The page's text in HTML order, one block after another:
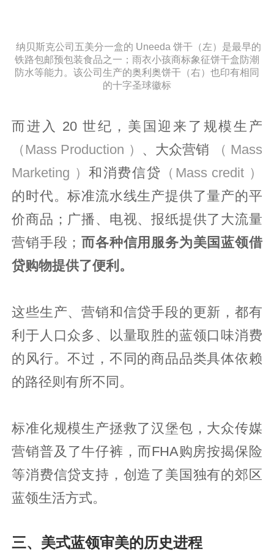
纳贝斯克公司五美分一盒的 Uneeda 饼干（左）是最早的
铁路包邮预包装食品之一；雨衣小孩商标象征饼干盒防潮
防水等能力。该公司生产的奥利奥饼干（右）也印有相同
的十字圣球徽标
而进入 20 世纪，美国迎来了规模生产
（Mass Production ） 、大众营销 （ Mass
Marketing ）和消费信贷 （Mass credit ）
的时代。标准流水线生产提供了量产的平
价商品；广播、电视、报纸提供了大流量
营销手段； 而各种信用服务为美国蓝领借
贷购物提供了便利。
这些生产、营销和信贷手段的更新，都有
利于人口众多、以量取胜的蓝领口味消费
的风行。不过，不同的商品品类具体依赖
的路径则有所不同。
标准化规模生产拯救了汉堡包，大众传媒
营销普及了牛仔裤，而FHA购房按揭保险
等消费信贷支持，创造了美国独有的郊区
蓝领生活方式。
三、美式蓝领审美的历史进程